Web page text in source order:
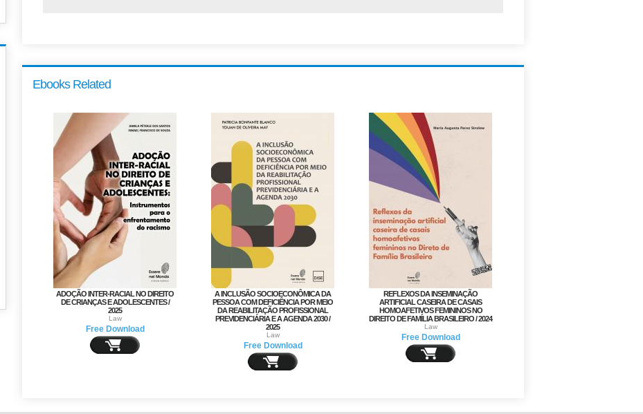
Ebooks Related
ADOÇÃO INTER-RACIAL NO DIREITO
DE CRIANÇAS E ADOLESCENTES /
2025
Law
Free Download
A INCLUSÃO SOCIOECONÔMICA DA
PESSOA COM DEFICIÊNCIA POR MEIO
DA REABILITAÇÃO PROFISSIONAL
PREVIDENCIÁRIA E A AGENDA 2030 /
2025
Law
Free Download
REFLEXOS DA INSEMINAÇÃO
ARTIFICIAL CASEIRA DE CASAIS
HOMOAFETIVOS FEMININOS NO
DIREITO DE FAMÍLIA BRASILEIRO / 2024
Law
Free Download